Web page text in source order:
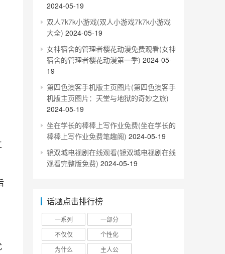
2024-05-19
双人7k7k小游戏(双人小游戏7k7k小游戏
大全) 2024-05-19
女神宿舍的管理者樱花动漫免费观看(女神
宿舍的管理者樱花动漫第一季) 2024-05-
19
第四色澳客手机版主页图片(第四色澳客手
机版主页图片：天堂与地狱的奇妙之旅)
2024-05-19
坐在学长的棒棒上写作业免费(坐在学长的
棒棒上写作业免费笔趣阁) 2024-05-19
镜双城电视剧在线观看(镜双城电视剧在线
观看完整版免费) 2024-05-19
话题点击排行榜
一系列
一部分
不仅仅
个性化
为什么
主人公